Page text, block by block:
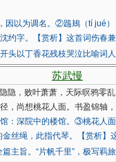
因以为调名。②鶗鴂（tí jué
约字。【赏析】这首词伤春
头以丁香花残枝哭泣比喻词
苏武慢
隐，败叶萧萧，天际暝鸦零
，尚想桃花人面。书盈锦轴
：深院中的楼馆。③桃花人
丝绳，此指代琴。【赏析】
主旨。“片帆千里”，极写羁